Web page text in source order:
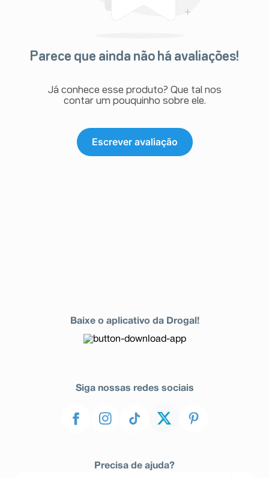
Parece que ainda não há avaliações!
Já conhece esse produto? Que tal nos
contar um pouquinho sobre ele.
Escrever avaliação
Baixe o aplicativo da Drogal!
Siga nossas redes sociais
Precisa de ajuda?